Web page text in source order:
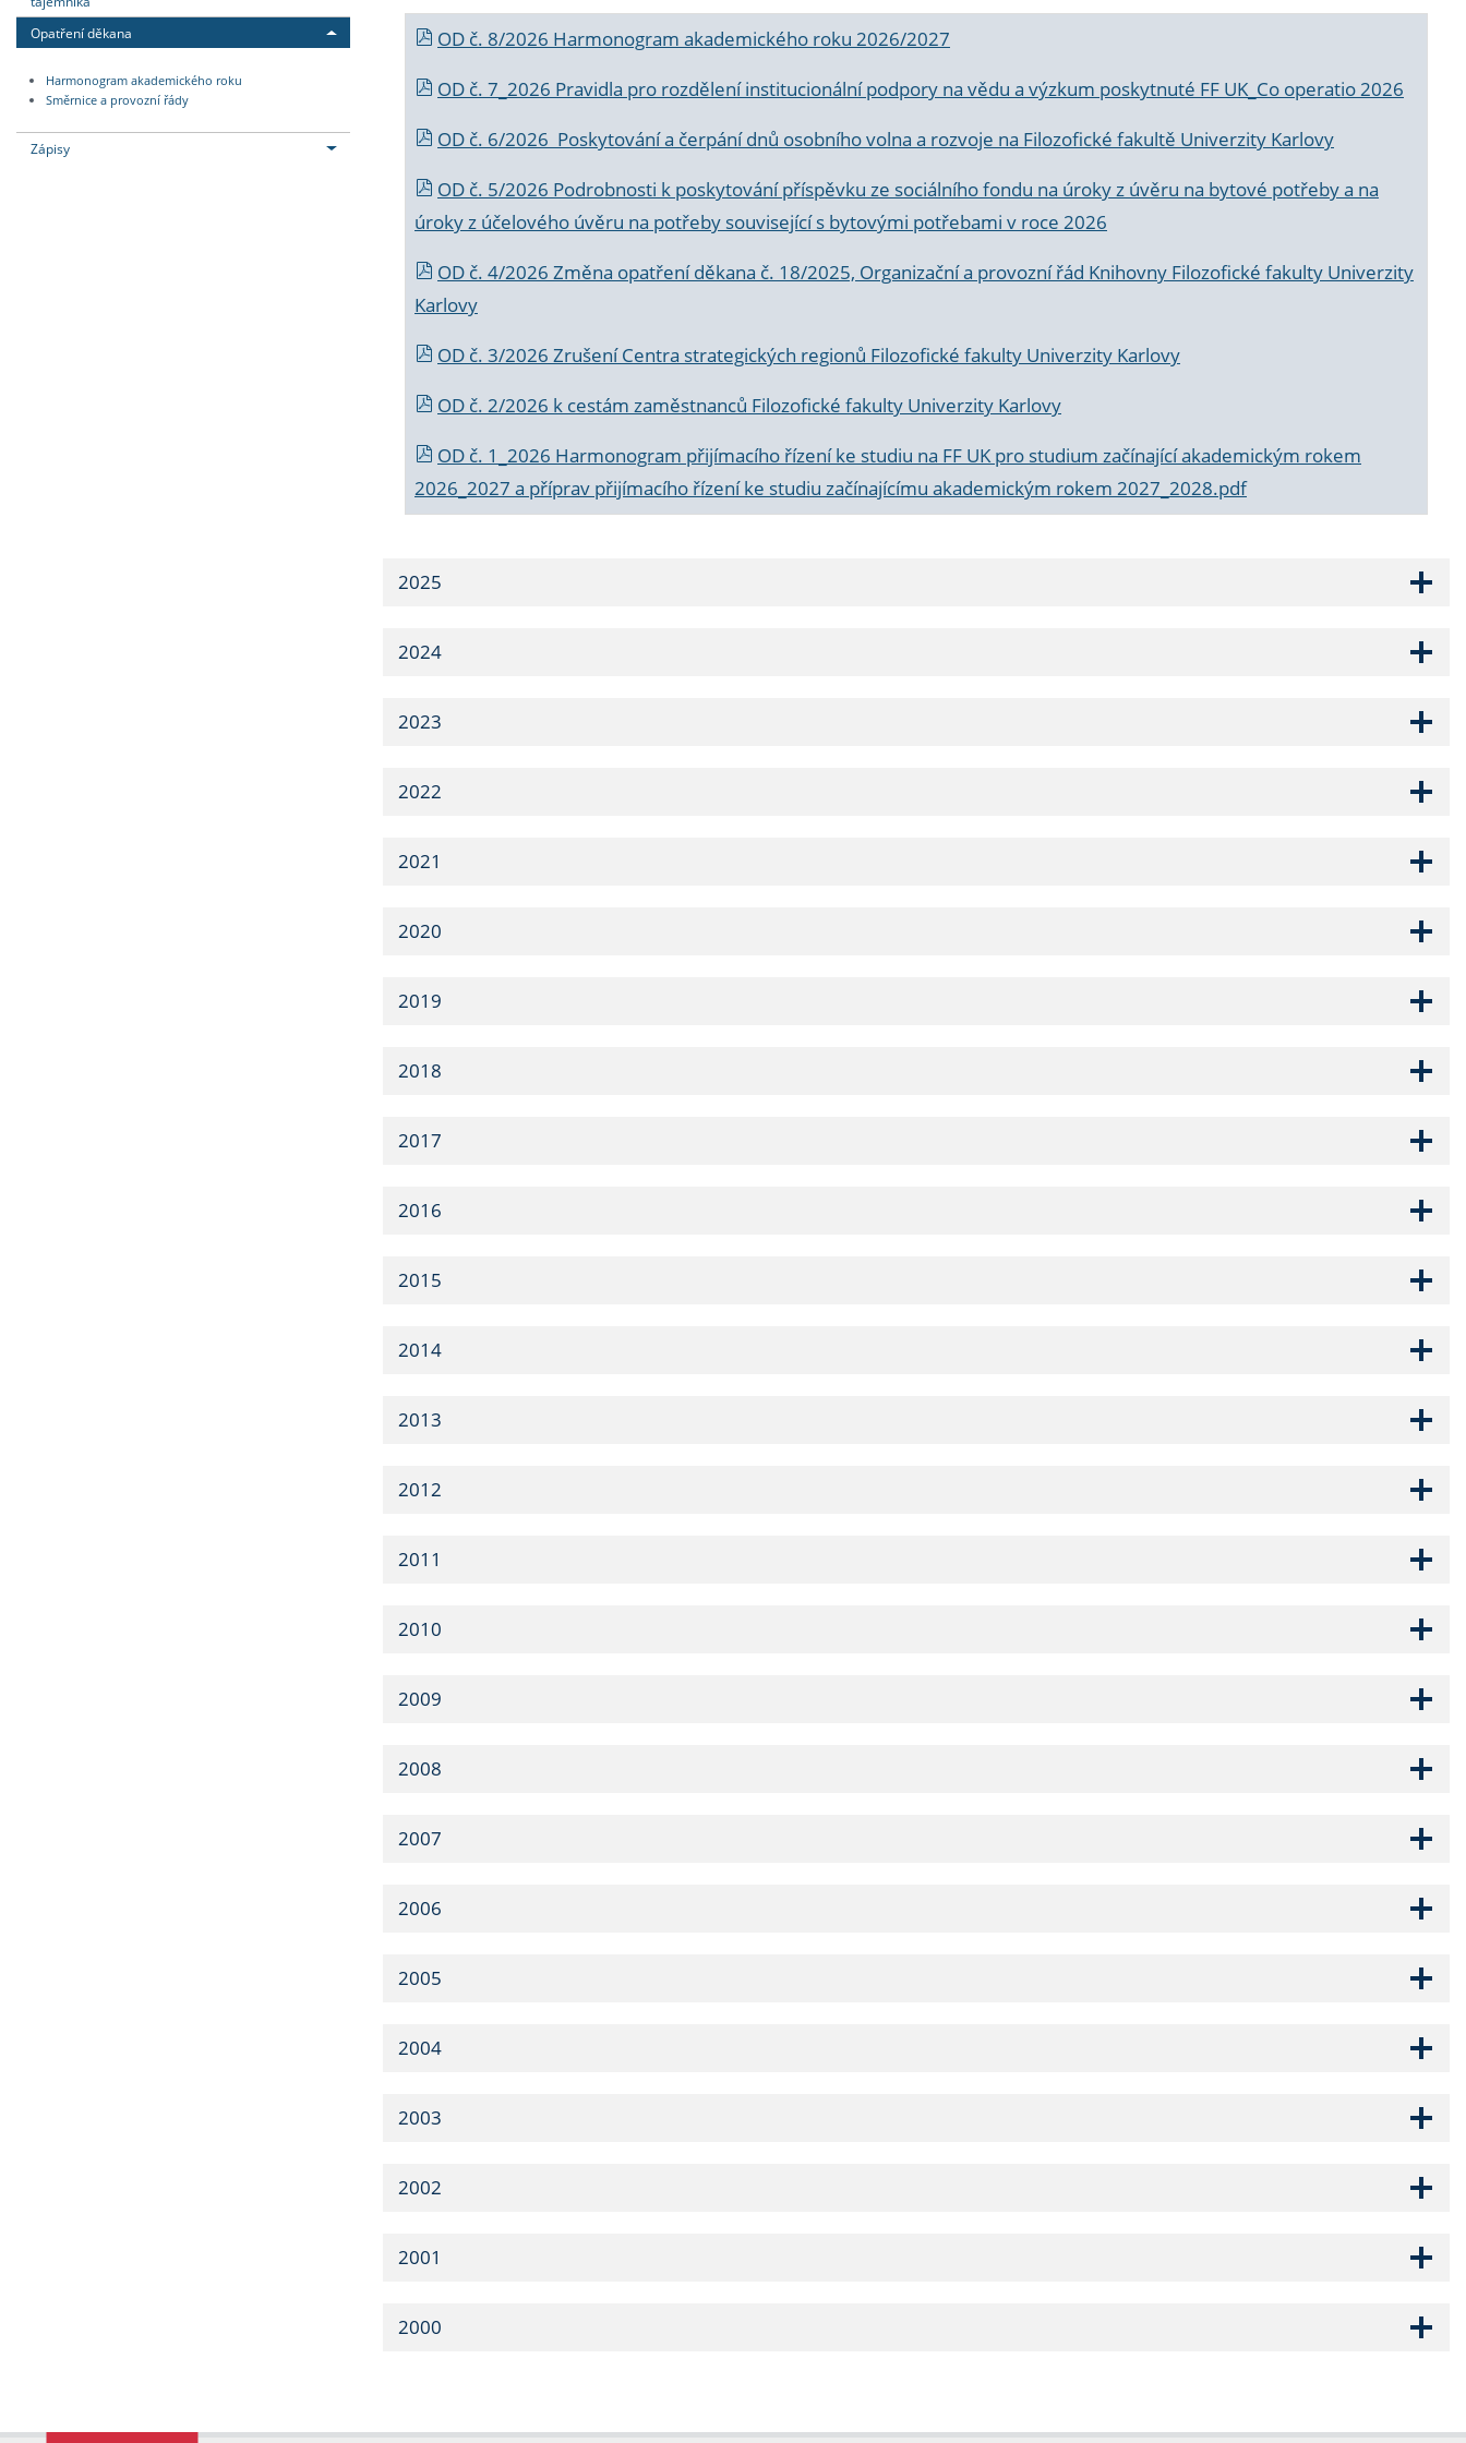
Opatření děkana
Harmonogram akademického roku
Směrnice a provozní řády
Zápisy
OD č. 8/2026 Harmonogram akademického roku 2026/2027
OD č. 7_2026 Pravidla pro rozdělení institucionální podpory na vědu a výzkum poskytnuté FF UK_Co operatio 2026
OD č. 6/2026 Poskytování a čerpání dnů osobního volna a rozvoje na Filozofické fakultě Univerzity Karlovy
OD č. 5/2026 Podrobnosti k poskytování příspěvku ze sociálního fondu na úroky z úvěru na bytové potřeby a na
úroky z účelového úvěru na potřeby související s bytovými potřebami v roce 2026
OD č. 4/2026 Změna opatření děkana č. 18/2025, Organizační a provozní řád Knihovny Filozofické fakulty Univerzity
Karlovy
OD č. 3/2026 Zrušení Centra strategických regionů Filozofické fakulty Univerzity Karlovy
OD č. 2/2026 k cestám zaměstnanců Filozofické fakulty Univerzity Karlovy
OD č. 1_2026 Harmonogram přijímacího řízení ke studiu na FF UK pro studium začínající akademickým rokem
2026_2027 a příprav přijímacího řízení ke studiu začínajícímu akademickým rokem 2027_2028.pdf
2025
2024
2023
2022
2021
2020
2019
2018
2017
2016
2015
2014
2013
2012
2011
2010
2009
2008
2007
2006
2005
2004
2003
2002
2001
2000